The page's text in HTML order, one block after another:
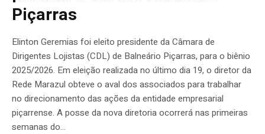
Piçarras
Elinton Geremias foi eleito presidente da Câmara de
Dirigentes Lojistas (CDL) de Balneário Piçarras, para o biênio
2025/2026. Em eleição realizada no último dia 19, o diretor da
Rede Marazul obteve o aval dos associados para trabalhar
no direcionamento das ações da entidade empresarial
piçarrense. A posse da nova diretoria ocorrerá nas primeiras
semanas do...